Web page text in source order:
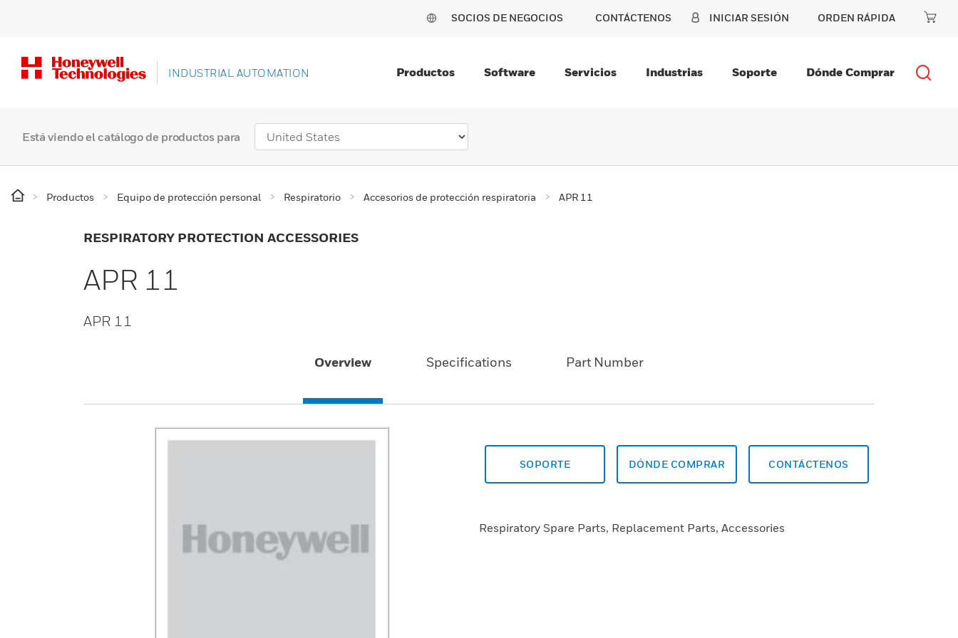
SOCIOS DE NEGOCIOS CONTÁCTENOS INICIAR SESIÓN ORDEN RÁPIDA
INDUSTRIAL AUTOMATION Productos Software Servicios Industrias Soporte Dónde Comprar
Está viendo el catálogo de productos para
Productos Equipo de protección personal Respiratorio Accesorios de protección respiratoria APR 11
RESPIRATORY PROTECTION ACCESSORIES
APR 11
APR 11
Overview Specifications Part Number
SOPORTE DÓNDE COMPRAR CONTÁCTENOS
Respiratory Spare Parts, Replacement Parts, Accessories